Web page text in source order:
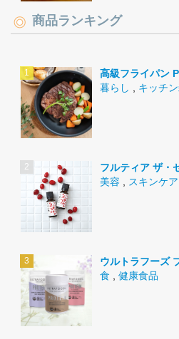
商品ランキング
高級フライパン
暮らし
キッチ
フルティア ザ・
美容
スキンケア
ウルトラフーズ
食
健康食品